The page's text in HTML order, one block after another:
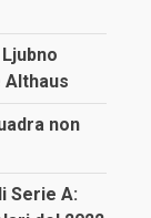
non
Serie A: